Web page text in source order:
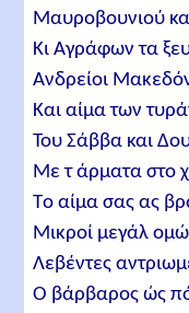
Μαυροβουνιού
Kι Αγράφων τα
Ανδρείοι
Και αίμα των
Του Σάββα και
Mε τ άρματα στο
Tο αίμα σας ας
Μικροί μεγάλ
Λεβέντες
O βάρβαρος ώς